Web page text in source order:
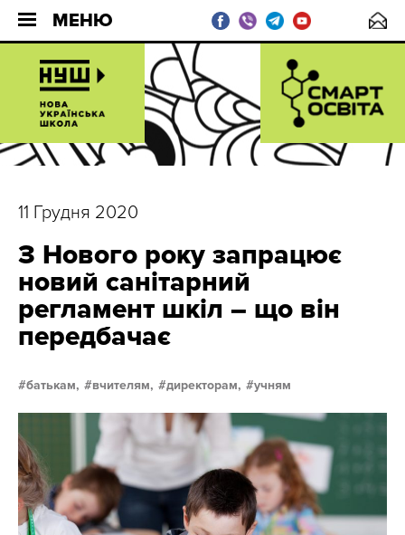
МЕНЮ
11 Грудня 2020
З Нового року запрацює
новий санітарний
регламент шкіл – що він
передбачає
батькам, вчителям, директорам, учням